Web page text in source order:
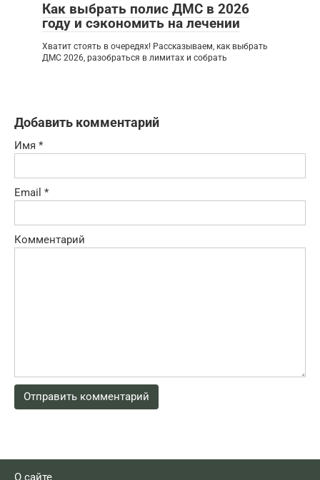
Как выбрать полис ДМС в 2026
году и сэкономить на лечении
Хватит стоять в очередях! Рассказываем, как выбрать
ДМС 2026, разобраться в лимитах и собрать
Добавить комментарий
Имя *
Email *
Комментарий
О сайте